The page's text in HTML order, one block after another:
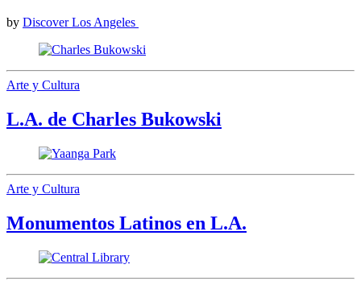
by Discover Los Angeles
Arte y Cultura
L.A. de Charles Bukowski
Arte y Cultura
Monumentos Latinos en L.A.